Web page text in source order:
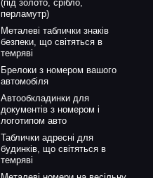
(під золото, срібло,
перламутр)
Металеві таблички знаків
безпеки, що світяться в
темряві
Брелоки з номером вашого
автомобіля
Автообкладинки для
документів з номером і
логотипом авто
Таблички адресні для
будинків, що світяться в
темряві